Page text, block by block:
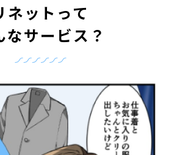
ネットって
なサービス？